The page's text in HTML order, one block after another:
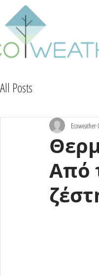
All Posts
Από
Ecoweather